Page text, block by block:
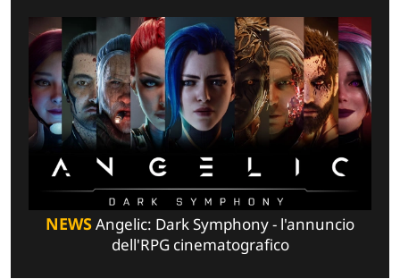
NEWSAngelic: Dark Symphony - l'annuncio
dell'RPG cinematografico